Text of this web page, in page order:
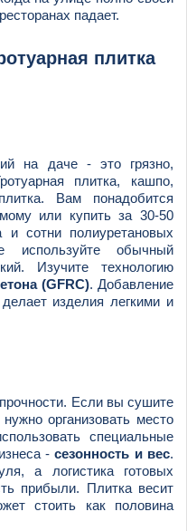
падает.
плитка
на даче - это грязно,
плитка, кашпо,
Вам понадобится
или купить за 30-50
и сотни полиуретановых
обычный
Изучите технологию
(GFRC). Добавление
изделия легкими и
Если вы сушите
организовать место
специальные
-сезонность и вес.
а логистика готовых
прибыли. Плитка весит
стоить как половина